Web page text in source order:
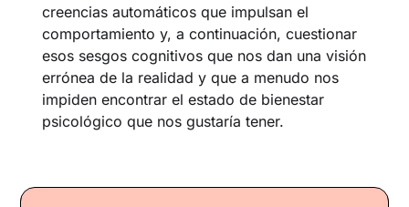
creencias automáticos que impulsan el
comportamiento y, a continuación, cuestionar
esos sesgos cognitivos que nos dan una visión
errónea de la realidad y que a menudo nos
impiden encontrar el estado de bienestar
psicológico que nos gustaría tener.